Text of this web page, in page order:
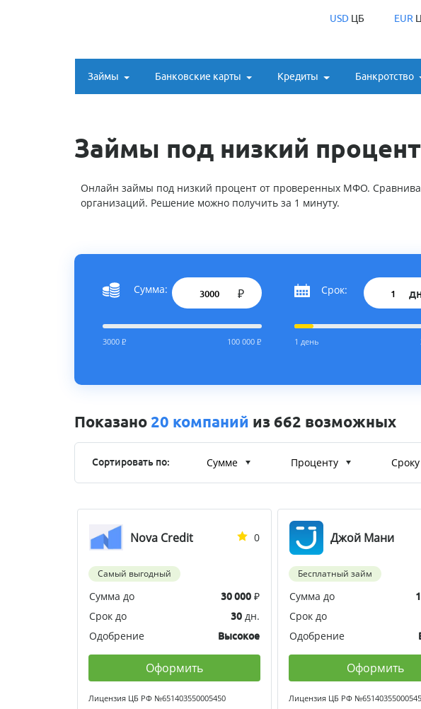
USDЦБ EUR
Займы Банковские карты Кредиты Банкротство
Займы под низкий процент
Онлайн займы под низкий процент от проверенных МФО.
организаций. Решение можно получить за 1 минуту.
Сумма: ₽
3000 Р 100 000 Р
Срок:
1 день
Показано 20 компаний из 662 возможных
Сортировать по: Сумме Проценту Сроку
Nova Credit 0
Самый выгодный
Сумма до 30 000₽
Срок до
30дн.
Одобрение
Высокое
Оформить
Лицензия ЦБ РФ №651403550005450
Джой Мани
Бесплатный займ
Сумма до
Срок до
Одобрение
Оформить
Лицензия ЦБ РФ